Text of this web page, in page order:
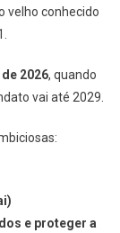
velho conhecido
2026, quando
vai até 2029.
e proteger a